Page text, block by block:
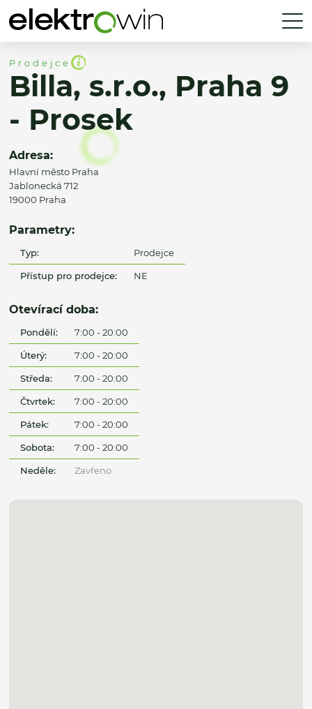
Prodejce
Billa, s.r.o., Praha 9
- Prosek
Adresa:
Hlavní město Praha
Jablonecká 712
19000 Praha
Parametry:
Typ: Prodejce
Přístup pro prodejce: NE
Otevírací doba:
Pondělí: 7:00 - 20:00
Úterý: 7:00 - 20:00
Středa: 7:00 - 20:00
Čtvrtek: 7:00 - 20:00
Pátek: 7:00 - 20:00
Sobota: 7:00 - 20:00
Neděle: Zavřeno